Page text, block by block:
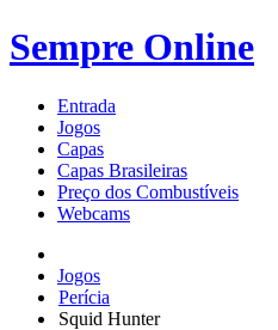
Sempre Online
Entrada
Jogos
Capas
Capas Brasileiras
Preço dos Combustíveis
Webcams
Jogos
Perícia
Squid Hunter